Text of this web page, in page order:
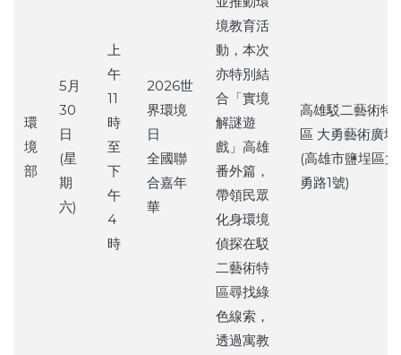
環
境
部
5月
30
日
(星
期
六)
上
午
11
時
至
下
午
4
時
2026世
界環境
日
全國聯
合嘉年
華
境教育活
動，本次
亦特別結
合「實境
解謎遊
戲」高雄
番外篇，
帶領民眾
化身環境
偵探在駁
二藝術特
區尋找綠
色線索，
透過寓教
高雄駁二藝術特
區 大勇藝術廣場
(高雄市鹽埕區大
勇路1號)